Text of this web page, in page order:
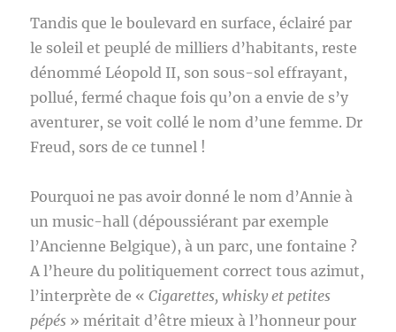
Tandis que le boulevard en surface, éclairé par
le soleil et peuplé de milliers d’habitants, reste
dénommé Léopold II, son sous-sol effrayant,
pollué, fermé chaque fois qu’on a envie de s’y
aventurer, se voit collé le nom d’une femme. Dr
Freud, sors de ce tunnel !
Pourquoi ne pas avoir donné le nom d’Annie à
un music-hall (dépoussiérant par exemple
l’Ancienne Belgique), à un parc, une fontaine ?
A l’heure du politiquement correct tous azimut,
l’interprète de «Cigarettes, whisky et petites
pépés » méritait d’être mieux à l’honneur pour